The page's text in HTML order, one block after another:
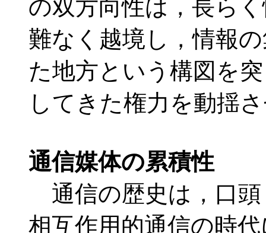
の双方向性は，長ら
難なく越境し，情報
た地方という構図を
してきた権力を動揺
通信媒体の累積性
通信の歴史は，口頭
相互作用的通信の時